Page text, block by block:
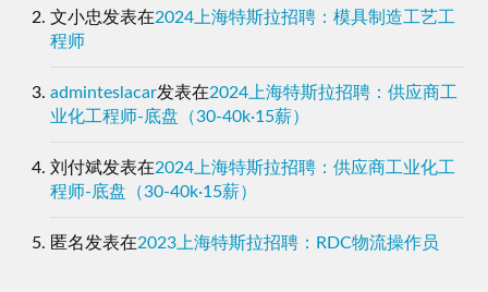
文小忠发表在2024上海特斯拉招聘：模具制造工艺工
程师
adminteslacar发表在2024上海特斯拉招聘：供应商工
业化工程师-底盘（30-40k·15薪）
刘付斌发表在2024上海特斯拉招聘：供应商工业化工
程师-底盘（30-40k·15薪）
匿名发表在2023上海特斯拉招聘：RDC物流操作员